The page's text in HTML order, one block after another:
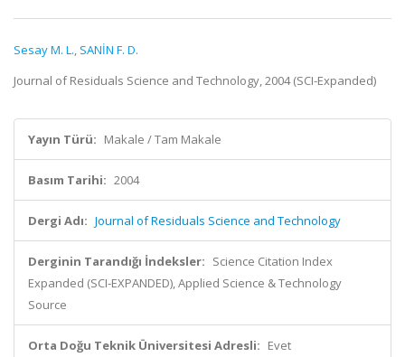
Sesay M. L., SANİN F. D.
Journal of Residuals Science and Technology, 2004 (SCI-Expanded)
Yayın Türü: Makale / Tam Makale
Basım Tarihi: 2004
Dergi Adı: Journal of Residuals Science and Technology
Derginin Tarandığı İndeksler: Science Citation Index
Expanded (SCI-EXPANDED), Applied Science & Technology
Source
Orta Doğu Teknik Üniversitesi Adresli: Evet